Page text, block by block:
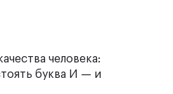
человека:
буква И — и